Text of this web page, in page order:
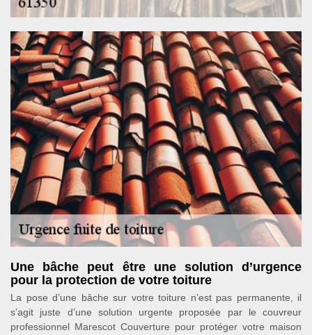
Une bâche peut être une solution d’urgence
pour la protection de votre toiture
La pose d’une bâche sur votre toiture n’est pas permanente, il
s’agit juste d’une solution urgente proposée par le couvreur
professionnel Marescot Couverture pour protéger votre maison